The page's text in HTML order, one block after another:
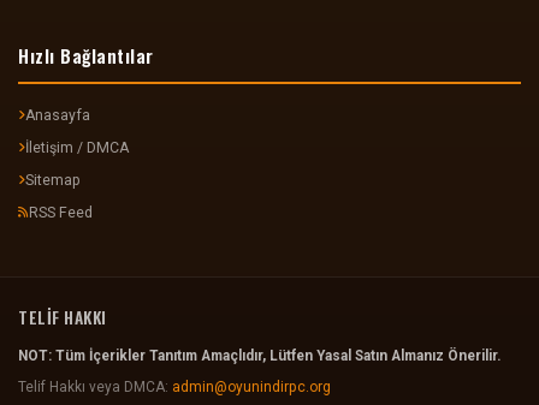
Hızlı Bağlantılar
Anasayfa
İletişim / DMCA
Sitemap
RSS Feed
TELİF HAKKI
NOT: Tüm İçerikler Tanıtım Amaçlıdır, Lütfen Yasal Satın Almanız Önerilir.
Telif Hakkı veya DMCA: admin@oyunindirpc.org